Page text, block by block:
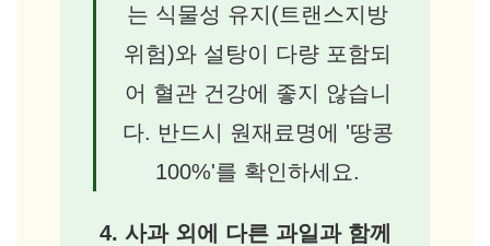
는 식물성 유지(트랜스지방
위험)와 설탕이 다량 포함되
어 혈관 건강에 좋지 않습니
다. 반드시 원재료명에 '땅콩
100%'를 확인하세요.
4. 사과 외에 다른 과일과 함께